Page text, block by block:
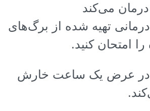
می‌کند
تهیه شده از برگ‌های
امتحان کنید.
در عرض یک ساعت خارش
.